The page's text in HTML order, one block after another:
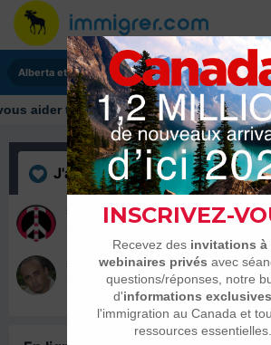
Alberta et Manitoba
J'aime(2)
shix88
11 mars 2016
salam alikom
11 mars 2016